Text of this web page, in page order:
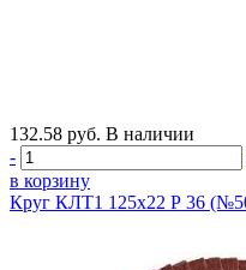
132.58 руб. В наличии
-
в корзину
Круг КЛТ1 125х22 Р 36